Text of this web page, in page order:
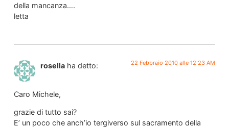
della mancanza….
letta
rosella ha detto: 22 Febbraio 2010 alle 12:23 AM
Caro Michele,
grazie di tutto sai?
E’ un poco che anch’io tergiverso sul sacramento della